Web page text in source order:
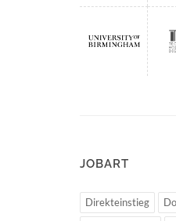
JOBART
Direkteinstieg